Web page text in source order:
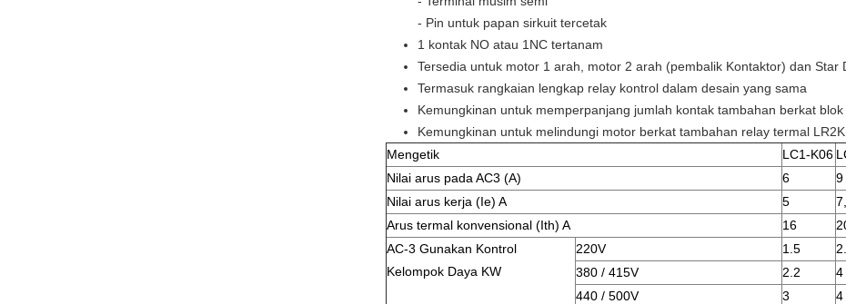
- Pin untuk papan sirkuit tercetak
1 kontak NO atau 1NC tertanam
Tersedia untuk motor 1 arah, motor 2 arah (pembalik Kontaktor) dan Star
Termasuk rangkaian lengkap relay kontrol dalam desain yang sama
Kemungkinan untuk memperpanjang jumlah kontak tambahan berkat
Kemungkinan untuk melindungi motor berkat tambahan relay termal LR2K
Mengetik
LC1-K06
Nilai arus pada AC3 (A)
6 9
Nilai arus kerja (Ie) A
5
Arus termal konvensional (Ith) A
16
AC-3 Gunakan Kontrol
Kelompok Daya KW
220V 1.5
380 / 415V
2.2 4
440 / 500V
3 4